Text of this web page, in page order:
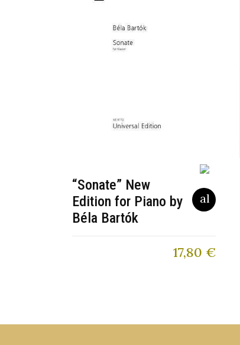
“Sonate” New
Edition for Piano by
Béla Bartók
17,80 €